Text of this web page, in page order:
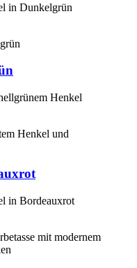
in Dunkelgrün
Henkel
in Bordeauxrot